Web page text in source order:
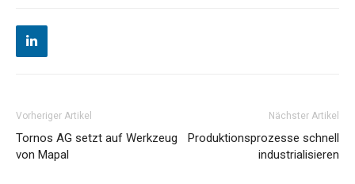
Vorheriger Artikel
Tornos AG setzt auf Werkzeug
von Mapal
Nächster Artikel
Produktionsprozesse schnell
industrialisieren